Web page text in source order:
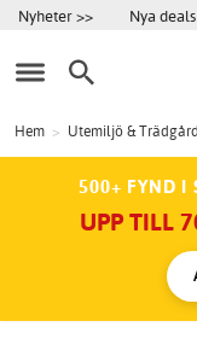
Nyheter >> Nya
Hem > Utemiljö & Trädgård
500+ FYND I
UPP TILL